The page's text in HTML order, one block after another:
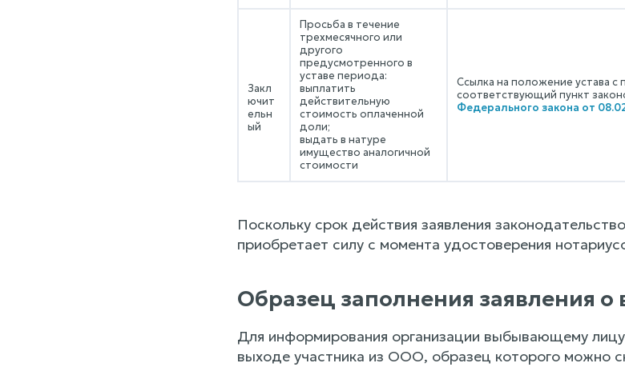
Закл
ючит
ельн
ый
Просьба в течение
трехмесячного или
другого
предусмотренного в
уставе периода:
выплатить
действительную
стоимость оплаченной
доли;
выдать в натуре
имущество аналогичной
стоимости
Ссылка на положение устава
соответствующий пункт
Федерального закона от
Поскольку срок действия заявления
приобретает силу с момента удостоверения
Образец заполнения заявления о
Для информирования организации выбывающему лицу
выходе участника из ООО, образец которого можно